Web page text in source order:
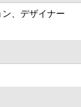
、デザイナー